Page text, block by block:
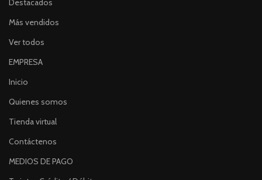
Destacados
Más vendidos
Ver todos
EMPRESA
Inicio
Quienes somos
Tienda virtual
Contáctenos
MEDIOS DE PAGO